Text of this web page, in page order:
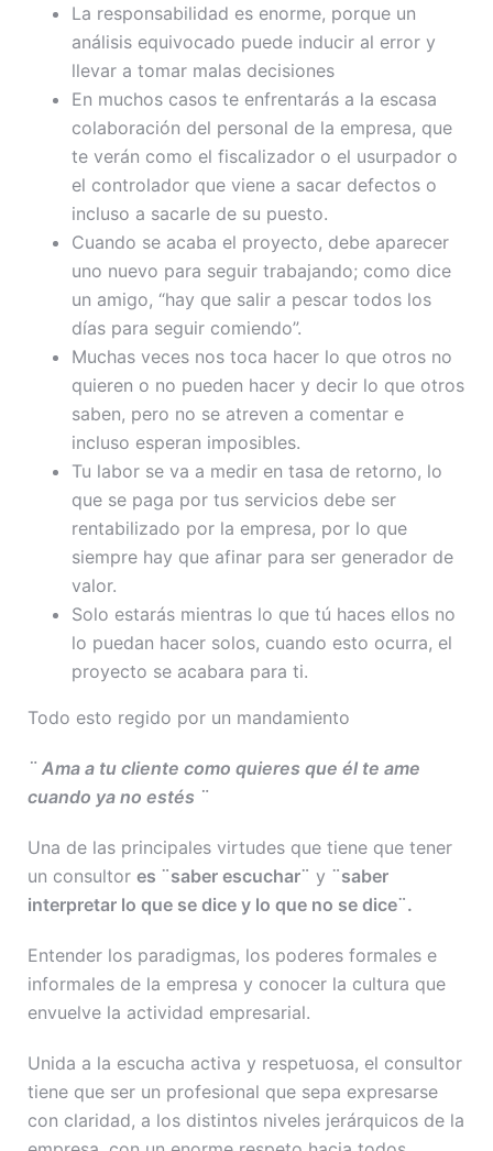
La responsabilidad es enorme, porque un
análisis equivocado puede inducir al error y
llevar a tomar malas decisiones
En muchos casos te enfrentarás a la escasa
colaboración del personal de la empresa, que
te verán como el fiscalizador o el usurpador o
el controlador que viene a sacar defectos o
incluso a sacarle de su puesto.
Cuando se acaba el proyecto, debe aparecer
uno nuevo para seguir trabajando; como dice
un amigo, “hay que salir a pescar todos los
días para seguir comiendo”.
Muchas veces nos toca hacer lo que otros no
quieren o no pueden hacer y decir lo que otros
saben, pero no se atreven a comentar e
incluso esperan imposibles.
Tu labor se va a medir en tasa de retorno, lo
que se paga por tus servicios debe ser
rentabilizado por la empresa, por lo que
siempre hay que afinar para ser generador de
valor.
Solo estarás mientras lo que tú haces ellos no
lo puedan hacer solos, cuando esto ocurra, el
proyecto se acabara para ti.
Todo esto regido por un mandamiento
¨ Ama a tu cliente como quieres que él te ame
cuando ya no estés ¨
Una de las principales virtudes que tiene que tener
un consultor es ¨saber escuchar¨ y ¨saber
interpretar lo que se dice y lo que no se dice¨.
Entender los paradigmas, los poderes formales e
informales de la empresa y conocer la cultura que
envuelve la actividad empresarial.
Unida a la escucha activa y respetuosa, el consultor
tiene que ser un profesional que sepa expresarse
con claridad, a los distintos niveles jerárquicos de la